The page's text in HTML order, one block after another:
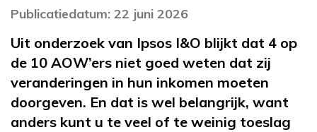
Publicatiedatum: 22 juni 2026
Uit onderzoek van Ipsos I&O blijkt dat 4 op
de 10 AOW’ers niet goed weten dat zij
veranderingen in hun inkomen moeten
doorgeven. En dat is wel belangrijk, want
anders kunt u te veel of te weinig toeslag